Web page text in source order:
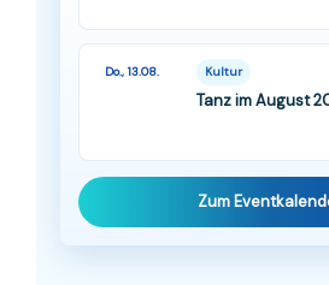
Do., 13.08. Kultur
Tanz im August
Zum